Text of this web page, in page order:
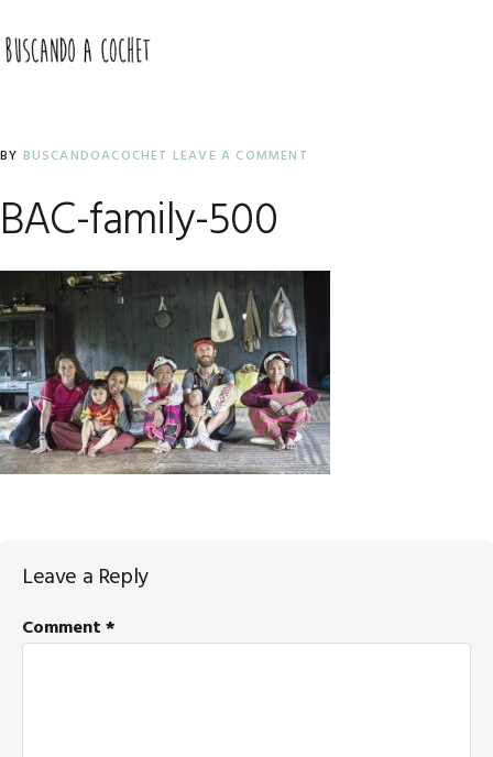
to
primary
to
main
to
primary
BY BUSCANDOACOCHET LEAVE A COMMENT
BAC-family-500
Reader
Interactions
Leave a Reply
Comment*